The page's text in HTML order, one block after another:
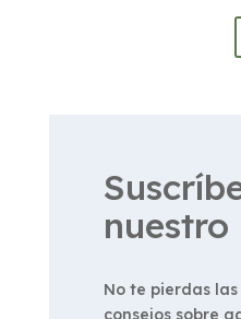
nuestro
No te pierdas
consejos sobre